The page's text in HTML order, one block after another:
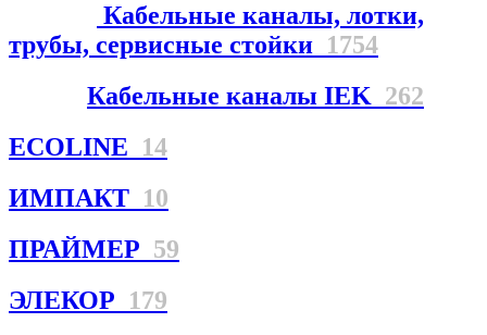
Кабельные каналы, лотки,
трубы, сервисные стойки 1754
Кабельные каналы IEK 262
ECOLINE 14
ИМПАКТ 10
ПРАЙМЕР 59
ЭЛЕКОР 179